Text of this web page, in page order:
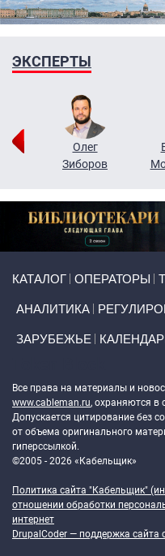
ЭКСПЕРТЫ
Олег
Зиборов
КАТАЛОГ ОПЕРАТОРЫ
АНАЛИТИКА
ЗАРУБЕЖЬЕ
Все права на материалы и
www.cableman.ru, охраняются в
Допускается цитирование без
от объема оригинального
гиперссылкой.
©2005 - 2026 «Кабельщик»
Политика сайта "Кабельщик"
отношении обработки
интернет
DrupalCoder — поддержка сайта